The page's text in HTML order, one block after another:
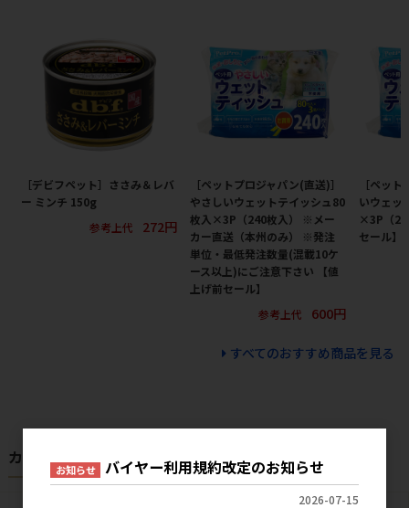
［デビフペット］ささみ＆レバ
ー ミンチ 150g
参考上代
272円
［ペットプロジャパン(直送)］
やさしいウェットテイッシュ80
枚入×3P（240枚入） ※メー
カー直送（本州のみ） ※発注
単位・最低発注数量(混載10ケ
ース以上)にご注意下さい 【値
上げ前セール】
参考上代
600円
［ペッ
いウェッ
×3P（
セール】
すべてのおすすめ商品を見る
カテゴリから探す
お知らせ バイヤー利用規約改定のお知らせ
2026-07-15